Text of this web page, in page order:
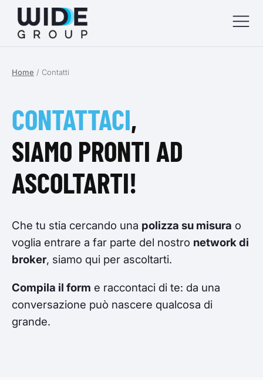
Home / Contatti
CONTATTACI,
SIAMO PRONTI AD
ASCOLTARTI!
Che tu stia cercando una polizza su misura o
voglia entrare a far parte del nostro network di
broker, siamo qui per ascoltarti.
Compila il form e raccontaci di te: da una
conversazione può nascere qualcosa di
grande.